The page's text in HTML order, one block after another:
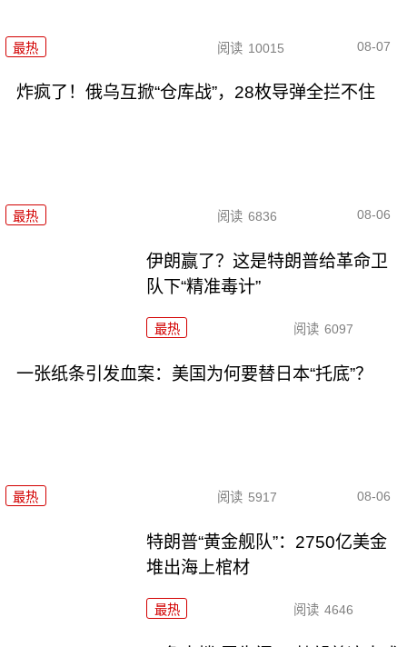
最热 阅读 10015 08-07
炸疯了！俄乌互掀“仓库战”，28枚导弹全拦不住
最热 阅读 6836 08-06
伊朗赢了？这是特朗普给革命卫
队下“精准毒计”
最热 阅读 6097
一张纸条引发血案：美国为何要替日本“托底”？
最热 阅读 5917 08-06
特朗普“黄金舰队”：2750亿美金
堆出海上棺材
最热 阅读 4646